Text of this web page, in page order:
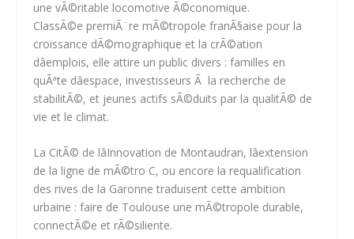
une vÃ©ritable locomotive Ã©conomique.
ClassÃ©e premiÃ¨re mÃ©tropole franÃ§aise pour la
croissance dÃ©mographique et la crÃ©ation
dâemplois, elle attire un public divers : familles en
quÃªte dâespace, investisseurs Ã la recherche de
stabilitÃ©, et jeunes actifs sÃ©duits par la qualitÃ© de
vie et le climat.
La CitÃ© de lâInnovation de Montaudran, lâextension
de la ligne de mÃ©tro C, ou encore la requalification
des rives de la Garonne traduisent cette ambition
urbaine : faire de Toulouse une mÃ©tropole durable,
connectÃ©e et rÃ©siliente.